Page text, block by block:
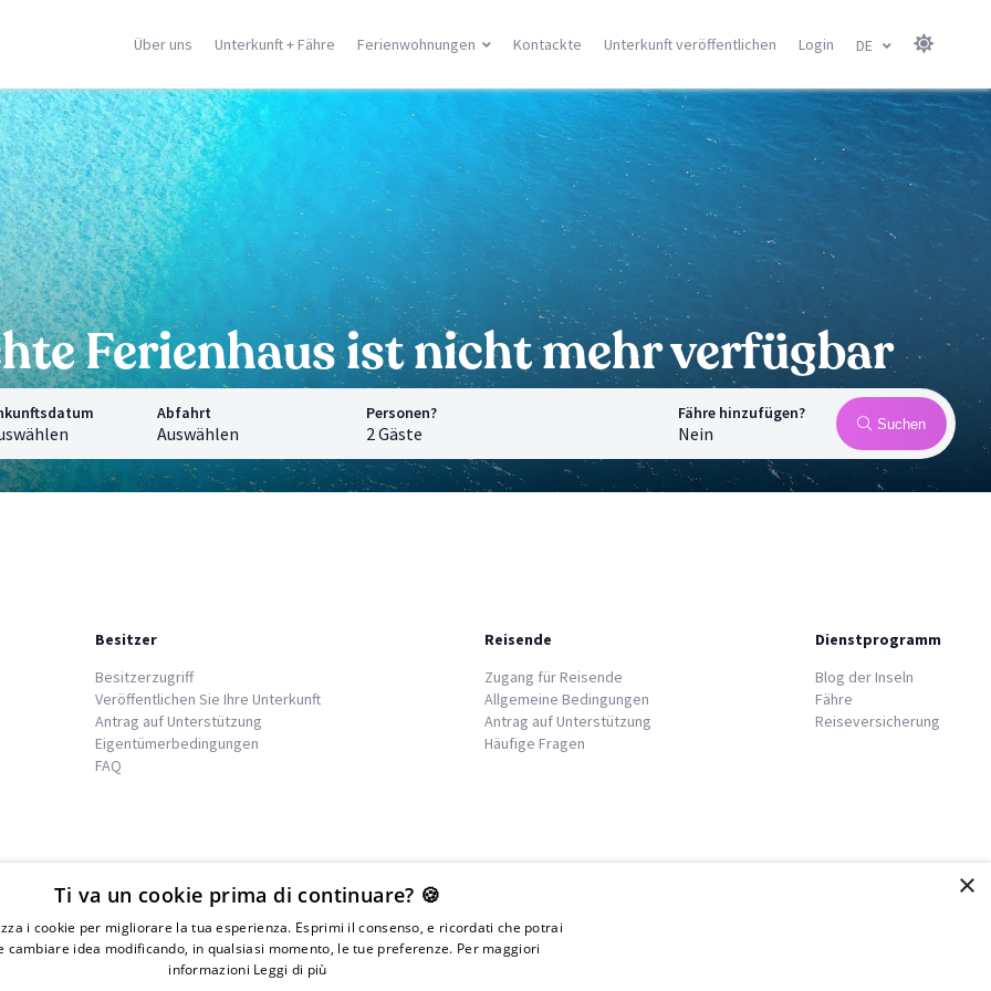
Über uns Unterkunft + Fähre Ferienwohnungen
Vito Lo Capo
Orte
Korsika
Porto Vecchio
Moriani
Ghisonaccia
Ile Rousse
Ajaccio
Calvì
Saint Florent
Alle Orte
Griechische Insel
Zante
Samos
Kreta
Mykonos
Santorini
Corfù
Alle Orte
Kanaren Insel
Gran Canarie
Tenerife
Lanzarote
Fuerteventura
Alle Orte
Balearen
Menorca
Mallorca
Ibiza
Kontackte Unterkunft veröffentlichen Login DE
Ferienhaus ist nicht mehr verfügbar
Abfahrt
Auswählen
Personen? Fähre hinzufügen?
Nein Suchen
Besitzer
Besitzerzugriff
Veröffentlichen Sie Ihre Unterkunft
Antrag auf Unterstützung
Eigentümerbedingungen
FAQ
Reisende
Zugang für Reisende
Allgemeine Bedingungen
Antrag auf Unterstützung
Häufige Fragen
Dienstprogramm
Blog der Inseln
Fähre
Reiseversicherung
We islands
01976730497 - Iscrizione C.I.A.A di
×
Ti va un cookie prima di continuare? 🍪
i cookie per migliorare la tua esperienza. Esprimi il consenso, e ricordati che potrai
cambiare idea modificando, in qualsiasi momento, le tue preferenze. Per maggiori
informazioni Leggi di più